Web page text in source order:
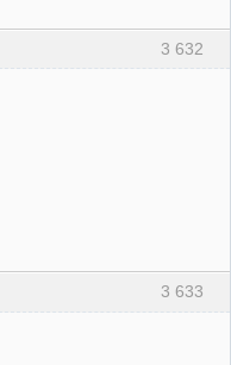
3 632
3 633